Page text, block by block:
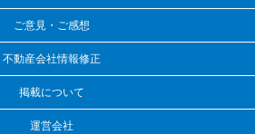
ご意見・ご感想
不動産会社情報修正
掲載について
運営会社